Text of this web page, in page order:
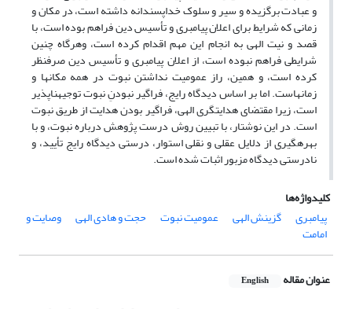
و عبادت برگزیده و سیر و سلوک خداپسندانه داشته است، در مکان و
زمانی که شرایط برای اعلان پیامبری و تأسیس دین فراهم بوده است، با
قصد و نیت الهی به انجام این مهم اقدام کرده است، وهرگاه چنین
شرایطی فراهم نبوده است، از اعلان پیامبری و تأسیس دین صرف‎نظر
کرده است، و همین، راز عمومیت نداشتن نبوت در همه مکان‎ها و
زمان‏هاست. اما بر اساس دیدگاه رایج، فراگیر نبودنِ نبوت توجیه‏ناپذیر
است، زیرا مقتضای هدایت‎گری الهی، فراگیر بودن هدایت از طریق نبوت
است. در این نوشتار، با تبیین روش درست پژوهش درباره نبوت، و با
بهره‎گیری از دلایل عقلی و نقلی استوار، درستی دیدگاه رایج تأیید، و
نادرستی دیدگاه مزبور اثبات شده است.
کلیدواژه‌ها
پیامبری
گزینش الهی عمومیت نبوت حجت و هادی الهی وصایت و
امامت
عنوان مقاله English